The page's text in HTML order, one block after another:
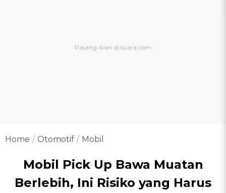
Home Otomotif Mobil
Mobil Pick Up Bawa Muatan
Berlebih, Ini Risiko yang Harus